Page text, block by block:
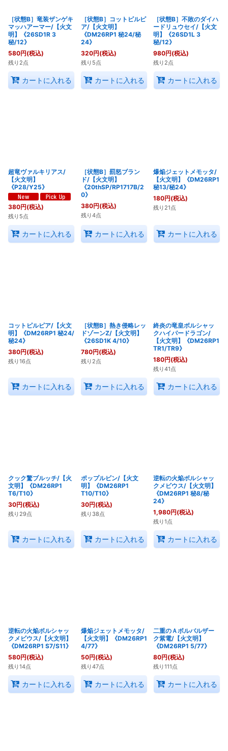
［状態B］竜装ザンゲキ
マッハアーマー/【火文
明】《26SD1R 3
秘/12》
580円(税込)
残り2点
カートに入れる
［状態B］コットピルピ
ア/【火文明】
《DM26RP1 秘24/秘
24》
320円(税込)
残り5点
カートに入れる
［状態B］不敗のダイハ
ードリュウセイ/【火文
明】《26SD1L 3
秘/12》
980円(税込)
残り2点
カートに入れる
超竜ヴァルキリアス/
【火文明】
《P28/Y25》
380円(税込)
残り5点
カートに入れる
［状態B］罰怒ブラン
ド/【火文明】
《20thSP/RP1717B/2
0》
380円(税込)
残り4点
カートに入れる
爆焔ジェットメモッタ/
【火文明】《DM26RP1
秘13/秘24》
180円(税込)
残り21点
カートに入れる
コットピルピア/【火文
明】《DM26RP1 秘24/
秘24》
380円(税込)
残り16点
カートに入れる
［状態B］熱き侵略レッ
ドゾーンZ/【火文明】
《26SD1K 4/10》
780円(税込)
残り2点
カートに入れる
終炎の竜皇ボルシャッ
クハイパードラゴン/
【火文明】《DM26RP1
TR1/TR9》
180円(税込)
残り41点
カートに入れる
クック驚ブルッチ/【火
文明】《DM26RP1
T6/T10》
30円(税込)
残り29点
カートに入れる
ポップルビン/【火文
明】《DM26RP1
T10/T10》
30円(税込)
残り38点
カートに入れる
逆転の火焔ボルシャッ
クメビウス/【火文明】
《DM26RP1 秘8/秘
24》
1,980円(税込)
残り1点
カートに入れる
逆転の火焔ボルシャッ
クメビウス/【火文明】
《DM26RP1 S7/S11》
580円(税込)
残り14点
カートに入れる
爆焔ジェットメモッタ/
【火文明】《DM26RP1
4/77》
50円(税込)
残り47点
カートに入れる
二重のＡボルバルザー
ク紫電/【火文明】
《DM26RP1 5/77》
80円(税込)
残り111点
カートに入れる